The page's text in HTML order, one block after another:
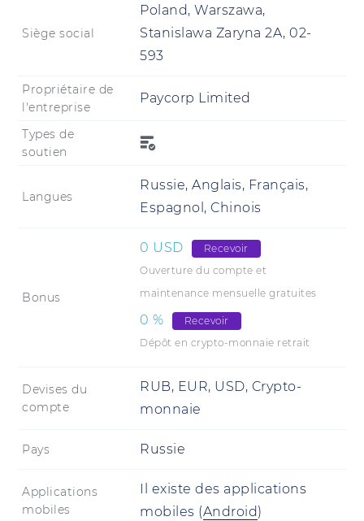
Siège social
Poland, Warszawa,
Stanislawa Zaryna 2A, 02-
593
Propriétaire de
l'entreprise
Paycorp Limited
Types de
soutien
Langues
Russie, Anglais, Français,
Espagnol, Chinois
Bonus
0 USD
Recevoir
Ouverture du compte et
maintenance mensuelle gratuites
0 %
Recevoir
Dépôt en crypto-monnaie retrait
Devises du
compte
RUB, EUR, USD, Crypto-
monnaie
Pays Russie
Applications
mobiles
Il existe des applications
mobiles (Android)